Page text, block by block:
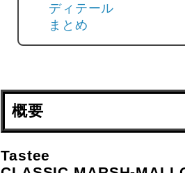
ディテール
まとめ
概要
Tastee